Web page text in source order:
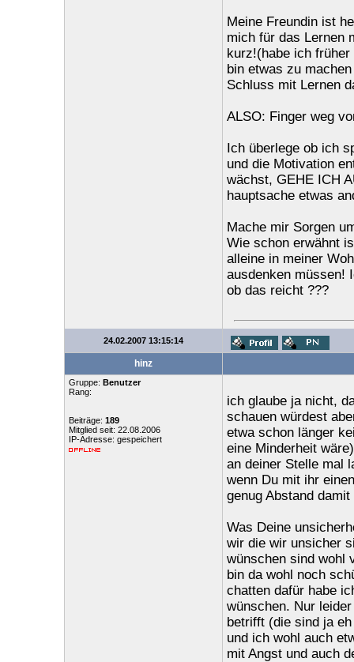
Meine Freundin ist
mich für das Lernen
kurz!(habe ich
bin etwas zu
Schluss mit Lernen
ALSO: Finger weg
Ich überlege ob ich
und die Motivation
wächst, GEHE ICH
hauptsache etwas
Mache mir Sorgen
Wie schon erwähnt
alleine in meiner
ausdenken müssen!
ob das reicht ???
24.02.2007 13:15:14
hinz
Gruppe: Benutzer
Rang:
Beiträge: 189
Mitglied seit: 22.08.2006
IP-Adresse: gespeichert
ich glaube ja nicht,
schauen würdest
etwa schon länger
eine Minderheit
an deiner Stelle mal
wenn Du mit ihr
genug Abstand
Was Deine
wir die wir unsicher
wünschen sind wohl
bin da wohl noch
chatten dafür habe
wünschen. Nur
betrifft (die sind ja
und ich wohl auch
mit Angst und auch